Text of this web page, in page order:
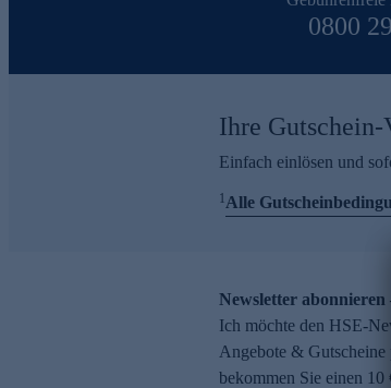
0800
Ihre
Einfach einlösen und
1Alle
Newsletter abonnieren
Ich möchte den HSE-
Angebote &
bekommen Sie einen